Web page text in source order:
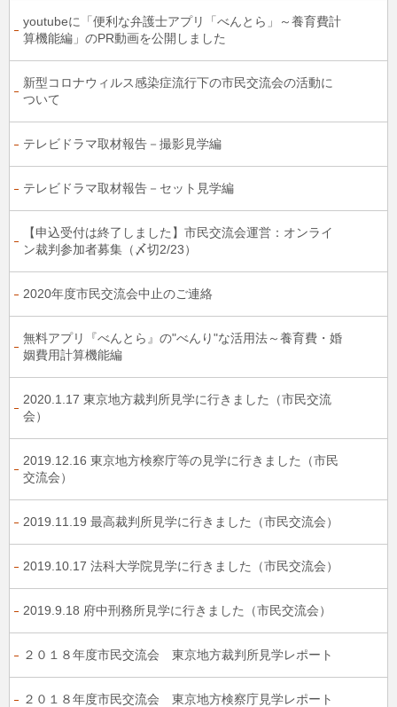
youtubeに「便利な弁護士アプリ「べんとら」～養育費計
算機能編」のPR動画を公開しました
新型コロナウィルス感染症流行下の市民交流会の活動に
ついて
テレビドラマ取材報告－撮影見学編
テレビドラマ取材報告－セット見学編
【申込受付は終了しました】市民交流会運営：オンライ
ン裁判参加者募集（〆切2/23）
2020年度市民交流会中止のご連絡
無料アプリ『べんとら』の"べんり"な活用法～養育費・婚
姻費用計算機能編
2020.1.17 東京地方裁判所見学に行きました（市民交流
会）
2019.12.16 東京地方検察庁等の見学に行きました（市民
交流会）
2019.11.19 最高裁判所見学に行きました（市民交流会）
2019.10.17 法科大学院見学に行きました（市民交流会）
2019.9.18 府中刑務所見学に行きました（市民交流会）
２０１８年度市民交流会 東京地方裁判所見学レポート
２０１８年度市民交流会 東京地方検察庁見学レポート